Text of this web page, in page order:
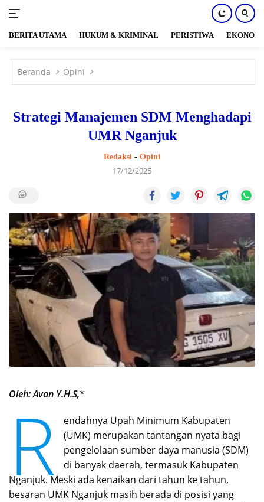
konten
BERITA UTAMA HUKUM & KRIMINAL PERISTIWA EKONOMI
Beranda Opini
Strategi Manajemen SDM Menghadapi
UMR Nganjuk
Redaksi - Opini
17/12/2025
Oleh: Avan Y.H.S,*
R
endahnya Upah Minimum Kabupaten
(UMK) merupakan tantangan nyata bagi
pengelolaan sumber daya manusia (SDM)
di banyak daerah, termasuk Kabupaten
Nganjuk. Meski ada kenaikan dari tahun ke tahun,
besaran UMK Nganjuk masih berada di posisi yang